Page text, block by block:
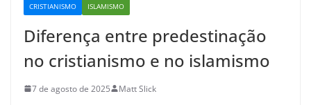
CRISTIANISMO ISLAMISMO
Diferença entre predestinação
no cristianismo e no islamismo
7 de agosto de 2025 Matt Slick